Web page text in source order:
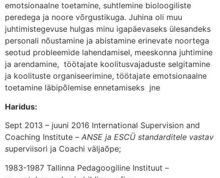
emotsionaalne toetamine, suhtlemine bioloogiliste
peredega ja noore võrgustikuga. Juhina oli muu
juhtimistegevuse hulgas minu igapäevaseks ülesandeks
personali nõustamine ja abistamine erinevate noortega
seotud probleemide lahendamisel, meeskonna juhtimine
ja arendamine, töötajate koolitusvajaduste selgitamine
ja koolituste organiseerimine, töötajate emotsionaalne
toetamine läbipõlemise ennetamiseks jne
Haridus:
Sept 2013 – juuni 2016 International Supervision and
Coaching Institute – ANSE ja ESCÜ standarditele vastav
superviisori ja Coachi väljaõpe;
1983-1987 Tallinna Pedagoogiline Instituut –